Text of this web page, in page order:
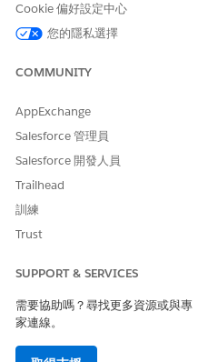
Cookie 偏好設定中心
您的隱私選擇
COMMUNITY
AppExchange
Salesforce 管理員
Salesforce 開發人員
Trailhead
訓練
Trust
SUPPORT & SERVICES
需要協助嗎？尋找更多資源或與專
家連線。